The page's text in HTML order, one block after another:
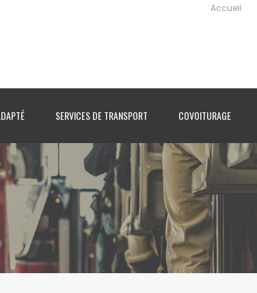
Accueil
SERVICES DE TRANSPORT COVOITURAGE